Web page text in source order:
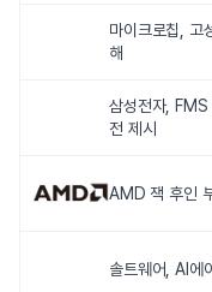
마이크로칩,
해
삼성전자,
전 제시
AMD 잭 후인
솔트웨어, AI에